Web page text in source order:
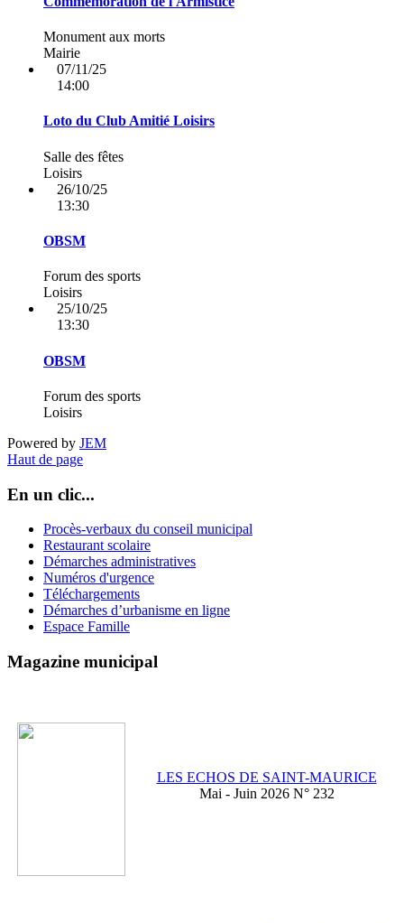
Monument aux morts
Mairie
07/11/25
14:00
Loto du Club Amitié Loisirs
Salle des fêtes
Loisirs
26/10/25
13:30
OBSM
Forum des sports
Loisirs
25/10/25
13:30
OBSM
Forum des sports
Loisirs
Powered by JEM
Haut de page
En un clic...
Procès-verbaux du conseil municipal
Restaurant scolaire
Démarches administratives
Numéros d'urgence
Téléchargements
Démarches d’urbanisme en ligne
Espace Famille
Magazine municipal
LES ECHOS DE SAINT-MAURICE
Mai - Juin 2026 N° 232